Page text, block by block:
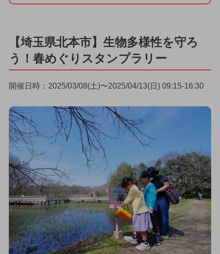
【埼玉県北本市】生物多様性を守ろ
う！春めぐりスタンプラリー
開催日時：2025/03/08(土)〜2025/04/13(日) 09:15-16:30